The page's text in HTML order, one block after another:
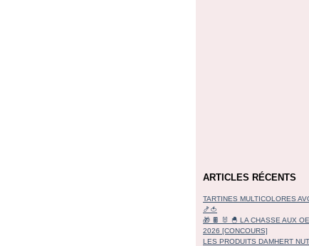
ARTICLES RÉCENTS
TARTINES MULTICOLORES
🍤🍅
🎁 🍫 🐰 🐣 LA CHASSE AUX
2026 [CONCOURS]
LES PRODUITS DAMHERT